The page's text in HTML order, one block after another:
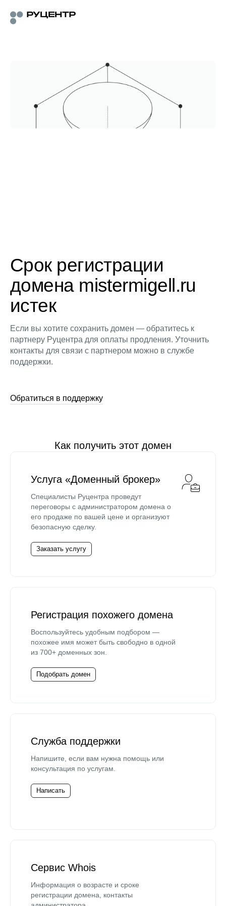
Срок регистрации
домена mistermigell.ru
истек
Если вы хотите сохранить домен — обратитесь к
партнеру Руцентра для оплаты продления. Уточнить
контакты для связи с партнером можно в службе
поддержки.
Обратиться в поддержку
Как получить этот домен
Услуга «Доменный брокер»
Специалисты Руцентра проведут
переговоры с администратором домена о
его продаже по вашей цене и организуют
безопасную сделку.
Заказать услугу
Регистрация похожего домена
Воспользуйтесь удобным подбором —
похожее имя может быть свободно в одной
из 700+ доменных зон.
Подобрать домен
Служба поддержки
Напишите, если вам нужна помощь или
консультация по услугам.
Написать
Сервис Whois
Информация о возрасте и сроке
регистрации домена, контакты